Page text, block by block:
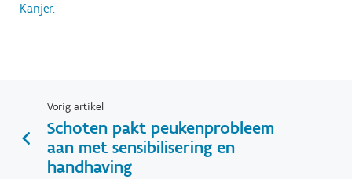
Kanjer.
Vorig artikel
Schoten pakt peukenprobleem
aan met sensibilisering en
handhaving